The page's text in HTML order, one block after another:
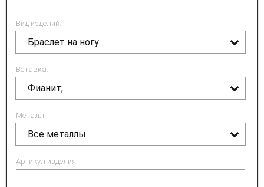
Вид изделий:
Браслет на ногу
Вставка:
Фианит;
Металл:
Все металлы
Артикул изделия: